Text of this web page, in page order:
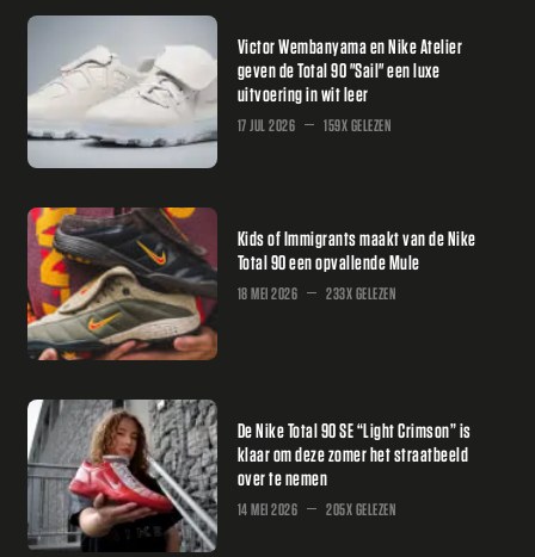
Victor Wembanyama en Nike Atelier
geven de Total 90 "Sail" een luxe
uitvoering in wit leer
17 JUL 2026 159X GELEZEN
Kids of Immigrants maakt van de Nike
Total 90 een opvallende Mule
18 MEI 2026 233X GELEZEN
De Nike Total 90 SE “Light Crimson” is
klaar om deze zomer het straatbeeld
over te nemen
14 MEI 2026 205X GELEZEN